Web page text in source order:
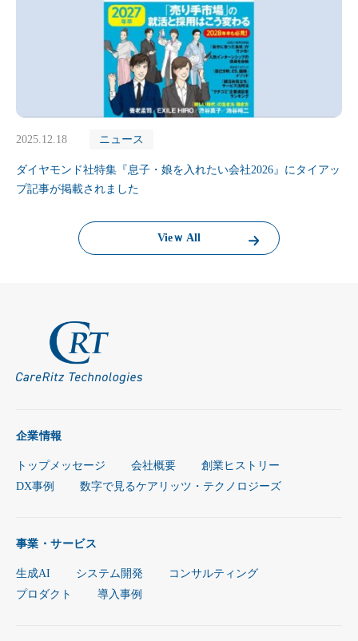
2025.12.18 ニュース
ダイヤモンド社特集『息子・娘を入れたい会社2026』にタイアッ
プ記事が掲載されました
Vieｗ All
企業情報
トップメッセージ 会社概要
創業ヒストリー
DX事例
数字で見るケアリッツ・テクノロジーズ
事業・サービス
生成AI システム開発
コンサルティング
プロダクト
導入事例